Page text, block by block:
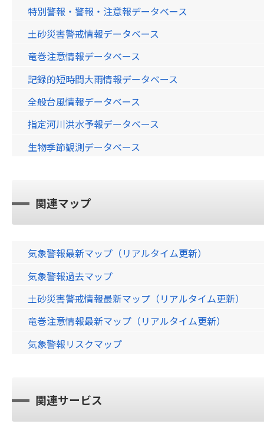
特別警報・警報・注意報データベース
土砂災害警戒情報データベース
竜巻注意情報データベース
記録的短時間大雨情報データベース
全般台風情報データベース
指定河川洪水予報データベース
生物季節観測データベース
関連マップ
気象警報最新マップ（リアルタイム更新）
気象警報過去マップ
土砂災害警戒情報最新マップ（リアルタイム更新）
竜巻注意情報最新マップ（リアルタイム更新）
気象警報リスクマップ
関連サービス